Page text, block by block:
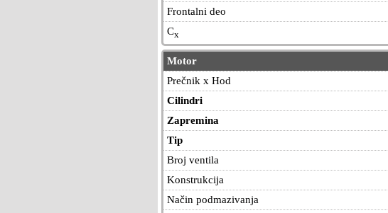
Frontalni deo
Cx
Motor
Prečnik x Hod
Cilindri
Zapremina
Tip
Broj ventila
Konstrukcija
Način podmazivanja